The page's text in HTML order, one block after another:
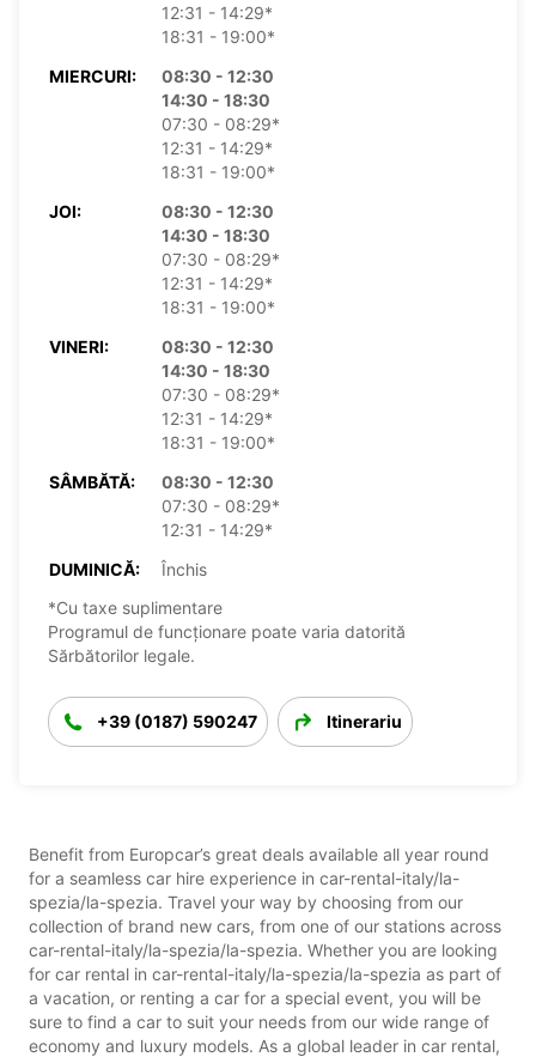
12:31 - 14:29*
18:31 - 19:00*
MIERCURI:
08:30 - 12:30
14:30 - 18:30
07:30 - 08:29*
12:31 - 14:29*
18:31 - 19:00*
JOI:
08:30 - 12:30
14:30 - 18:30
07:30 - 08:29*
12:31 - 14:29*
18:31 - 19:00*
VINERI:
08:30 - 12:30
14:30 - 18:30
07:30 - 08:29*
12:31 - 14:29*
18:31 - 19:00*
SÂMBĂTĂ:
08:30 - 12:30
07:30 - 08:29*
12:31 - 14:29*
DUMINICĂ:
Închis
*Cu taxe suplimentare
Programul de funcționare poate varia datorită
Sărbătorilor legale.
+39 (0187) 590247 Itinerariu
Benefit from Europcar’s great deals available all year round
for a seamless car hire experience in car-rental-italy/la-
spezia/la-spezia. Travel your way by choosing from our
collection of brand new cars, from one of our stations across
car-rental-italy/la-spezia/la-spezia. Whether you are looking
for car rental in car-rental-italy/la-spezia/la-spezia as part of
a vacation, or renting a car for a special event, you will be
sure to find a car to suit your needs from our wide range of
economy and luxury models. As a global leader in car rental,